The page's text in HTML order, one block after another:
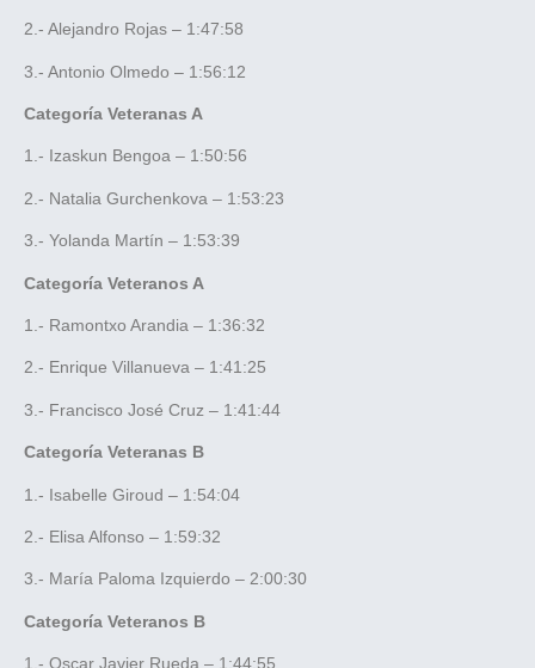
2.- Alejandro Rojas – 1:47:58
3.- Antonio Olmedo – 1:56:12
Categoría Veteranas A
1.- Izaskun Bengoa – 1:50:56
2.- Natalia Gurchenkova – 1:53:23
3.- Yolanda Martín – 1:53:39
Categoría Veteranos A
1.- Ramontxo Arandia – 1:36:32
2.- Enrique Villanueva – 1:41:25
3.- Francisco José Cruz – 1:41:44
Categoría Veteranas B
1.- Isabelle Giroud – 1:54:04
2.- Elisa Alfonso – 1:59:32
3.- María Paloma Izquierdo – 2:00:30
Categoría Veteranos B
1.- Oscar Javier Rueda – 1:44:55